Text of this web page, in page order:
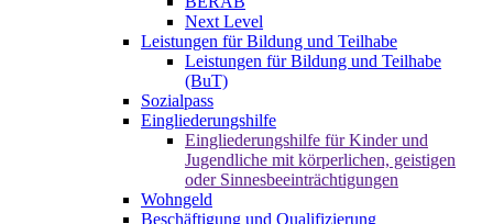
Next Level
Leistungen für Bildung und Teilhabe
Leistungen für Bildung und Teilhabe
(BuT)
Sozialpass
Eingliederungshilfe
Eingliederungshilfe für Kinder und
Jugendliche mit körperlichen, geistigen
oder Sinnesbeeinträchtigungen
Wohngeld
Beschäftigung und Qualifizierung